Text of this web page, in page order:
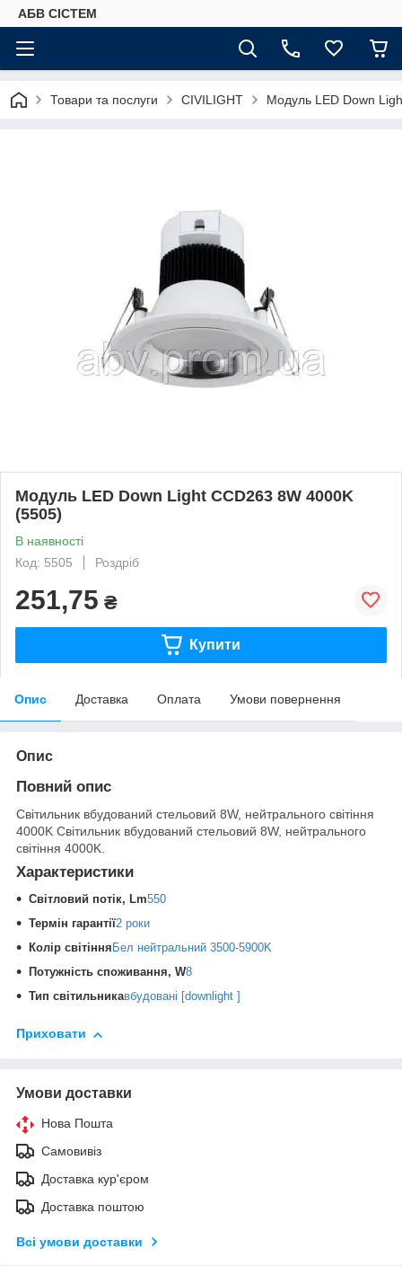
АБВ СІСТЕМ
Товари та послуги CIVILIGHT Модуль LED Down
Модуль LED Down Light CCD263 8W 4000K
(5505)
В наявності
Код: 5505
Роздріб
251,75 ₴
Купити
Опис Доставка Оплата Умови повернення
Опис
Повний опис
Світильник вбудований стельовий 8W, нейтрального світіння
4000K Світильник вбудований стельовий 8W, нейтрального
світіння 4000K.
Характеристики
Світловий потік, Lm550
Термін гарантії2 роки
Колір світіння Бел нейтральний 3500-5900K
Потужність споживання, W8
Тип світильникавбудовані [downlight ]
Приховати
Умови доставки
Нова Пошта
Самовивіз
Доставка кур'єром
Доставка поштою
Всі умови доставки